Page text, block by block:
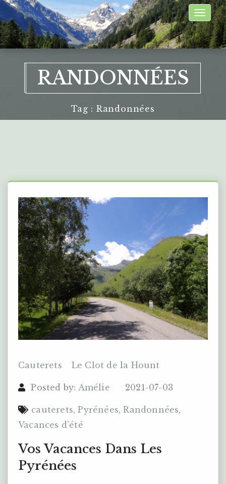
Toggle
RANDONNÉES
Tag : Randonnées
Cauterets Le Clot de la Hount
Posted by: Amélie 2021-07-03
cauterets,Pyrénées,Randonnées,
Vacances d'été
Vos Vacances Dans Les
Pyrénées